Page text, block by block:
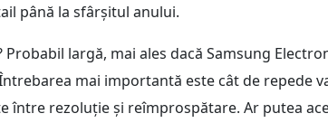
până la sfârșitul anului.
largă, mai ales dacă Samsung
mai importantă este cât de repede
între rezoluție și reîmprospătare. Ar putea